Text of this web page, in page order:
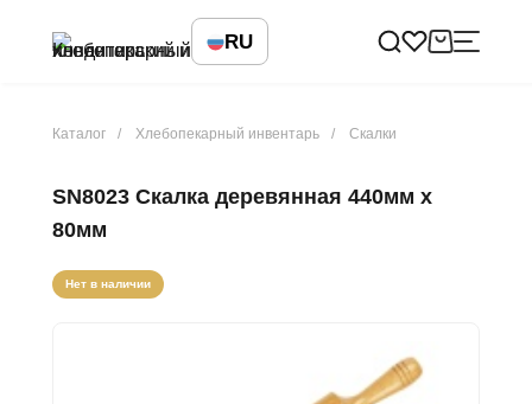
RU
Каталог Хлебопекарный инвентарь Скалки
SN8023 Скалка деревянная 440мм х
80мм
Нет в наличии